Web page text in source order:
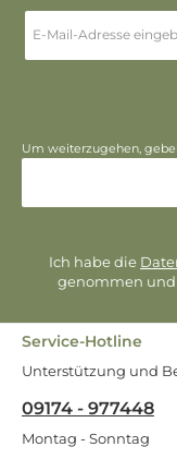
Mail-
Adresse
Um weiterzugehen,
Ich habe die
genommen
Service-Hotline
Unterstützung und
09174 - 977448
Montag - Sonntag